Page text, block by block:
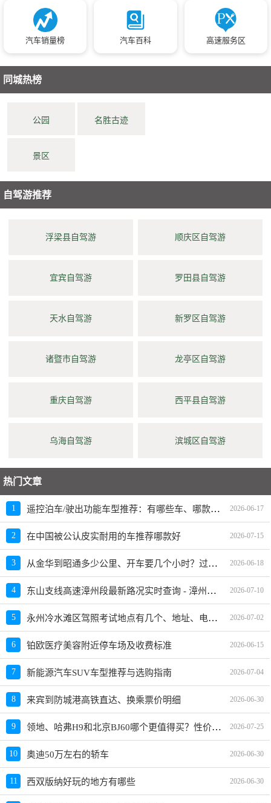
汽车销量榜 汽车百科 高速服务区
同城热榜
公园 名胜古迹
景区
自驾游推荐
浮梁县自驾游 顺庆区自驾游
宜宾自驾游 罗田县自驾游
天水自驾游 新罗区自驾游
诸暨市自驾游 龙亭区自驾游
重庆自驾游 西平县自驾游
乌海自驾游 滨城区自驾游
热门文章
1 遥控泊车/驶出功能车型推荐：有哪些车、哪款好、价格一览 2026-06-17
2 在中国被公认皮实耐用的车推荐哪款好 2026-07-15
3 从金华到昭通多少公里、开车要几个小时？过路费、油费等 2026-06-18
4 东山支线高速漳州段最新路况实时查询 - 漳州东山支线高速最新消息 - 车流量大吗 2026-07-10
5 永州冷水滩区驾照考试地点有几个、地址、电话、工作时间 2026-07-02
6 铂欧医疗美容附近停车场及收费标准 2026-06-15
7 新能源汽车SUV车型推荐与选购指南 2026-07-04
8 来宾到防城港高铁直达、换乘票价明细 2026-06-30
9 领地、哈弗H9和北京BJ60哪个更值得买？性价比、配置对比 2026-07-25
10 奥迪50万左右的轿车 2026-06-30
11 西双版纳好玩的地方有哪些 2026-06-30